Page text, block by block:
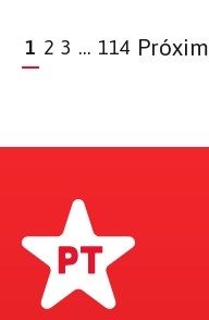
1 2 3 … 114